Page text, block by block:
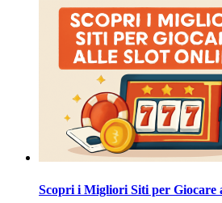
Scopri i Migliori Siti per Giocare